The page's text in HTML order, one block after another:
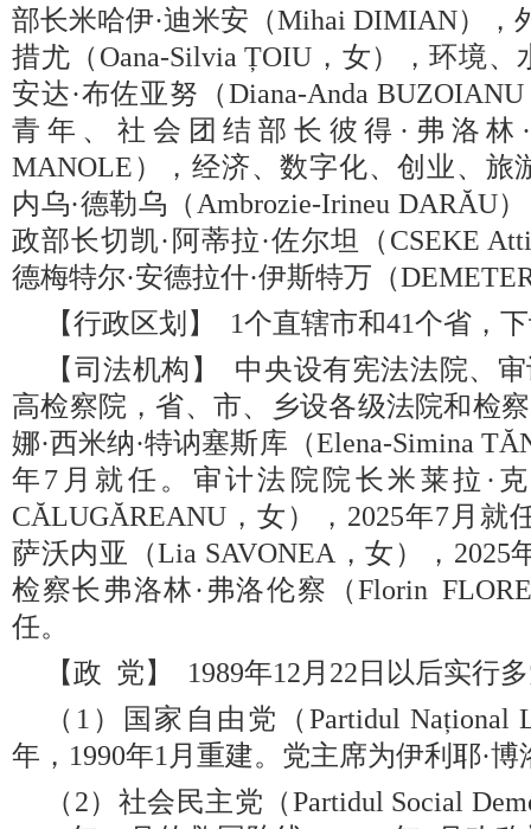
部长米哈伊·迪米安（Mihai DIMIAN），
措尤（Oana-Silvia ȚOIU，女），环境、
安达·布佐亚努（Diana-Anda
青年、社会团结部长彼得·弗洛林·
MANOLE），经济、数字化、创业、旅
内乌·德勒乌（Ambrozie-Irineu DARĂU
政部长切凯·阿蒂拉·佐尔坦（CSEKE
德梅特尔·安德拉什·伊斯特万（
【行政区划】 1个直辖市和41个省，
【司法机构】 中央设有宪法法院、
高检察院，省、市、乡设各级法院和检
娜·西米纳·特讷塞斯库（Elena-Simina
年7月就任。审计法院院长米莱拉·
CĂLUGĂREANU，女），2025年7月就
萨沃内亚（Lia SAVONEA，女），2025
检察长弗洛林·弗洛伦察（Florin
任。
【政 党】 1989年12月22日以后实行
（1）国家自由党（Partidul Național
年，1990年1月重建。党主席为伊利耶·博
（2）社会民主党（Partidul Social